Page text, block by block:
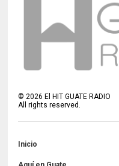
© 2026 El HIT GUATE RADIO
All rights reserved.
Inicio